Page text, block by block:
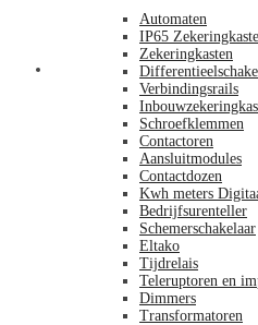
Automaten
IP65
Zekeringkasten
Verbindingsrails
Schroefklemmen
Contactoren
Aansluitmodules
Contactdozen
Kwh meters
Bedrijfsurenteller
Schemerschakelaar
Eltako
Tijdrelais
Teleruptoren en
Dimmers
Transformatoren